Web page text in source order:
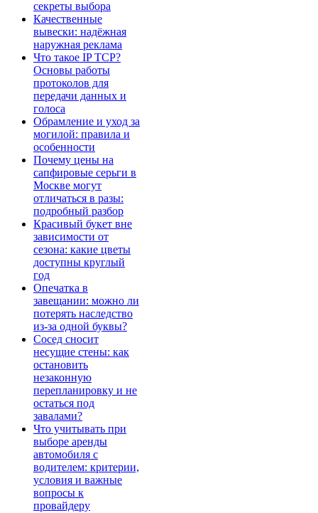
секреты выбора
Качественные
вывески: надёжная
наружная реклама
Что такое IP TCP?
Основы работы
протоколов для
передачи данных и
голоса
Обрамление и уход за
могилой: правила и
особенности
Почему цены на
сапфировые серьги в
Москве могут
отличаться в разы:
подробный разбор
Красивый букет вне
зависимости от
сезона: какие цветы
доступны круглый
год
Опечатка в
завещании: можно ли
потерять наследство
из-за одной буквы?
Сосед сносит
несущие стены: как
остановить
незаконную
перепланировку и не
остаться под
завалами?
Что учитывать при
выборе аренды
автомобиля с
водителем: критерии,
условия и важные
вопросы к
провайдеру